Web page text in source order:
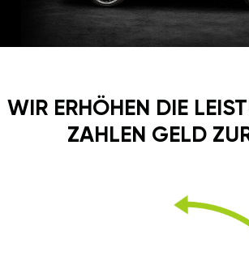
WIR ERHÖHEN DIE
ZAHLEN GELD